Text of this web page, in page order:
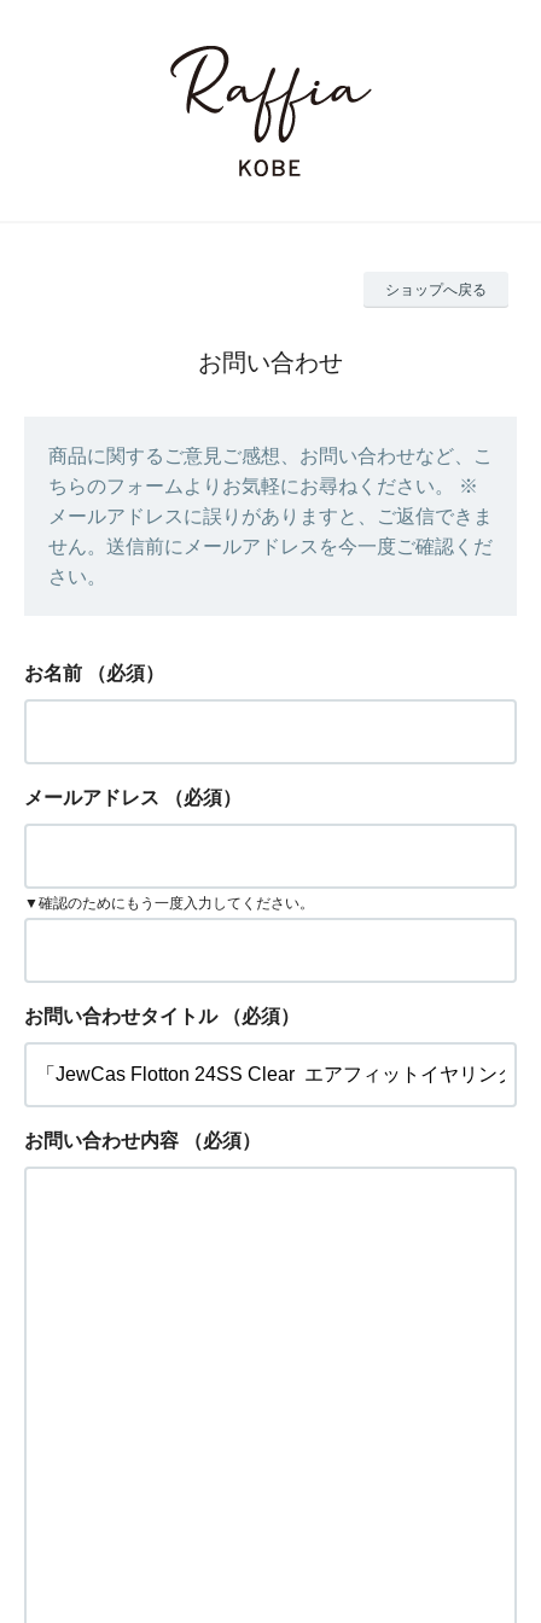
ショップへ戻る
お問い合わせ
商品に関するご意見ご感想、お問い合わせなど、こ
ちらのフォームよりお気軽にお尋ねください。 ※
メールアドレスに誤りがありますと、ご返信できま
せん。送信前にメールアドレスを今一度ご確認くだ
さい。
お名前 （必須）
メールアドレス （必須）
▼確認のためにもう一度入力してください。
お問い合わせタイトル （必須）
お問い合わせ内容 （必須）